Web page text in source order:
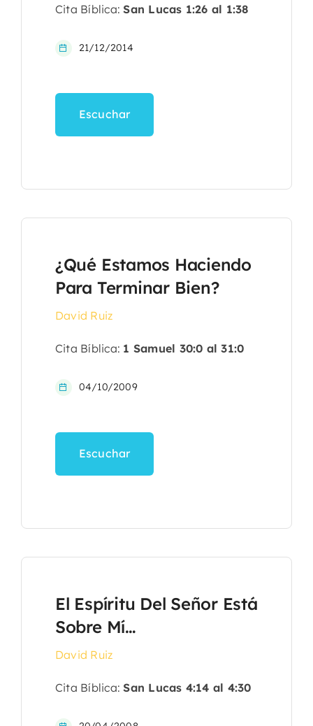
Cita Bíblica:San Lucas 1:26 al 1:38
21/12/2014
Escuchar
¿Qué Estamos Haciendo
Para Terminar Bien?
David Ruiz
Cita Bíblica: 1 Samuel 30:0 al 31:0
04/10/2009
Escuchar
El Espíritu Del Señor Está
Sobre Mí…
David Ruiz
Cita Bíblica:San Lucas 4:14 al 4:30